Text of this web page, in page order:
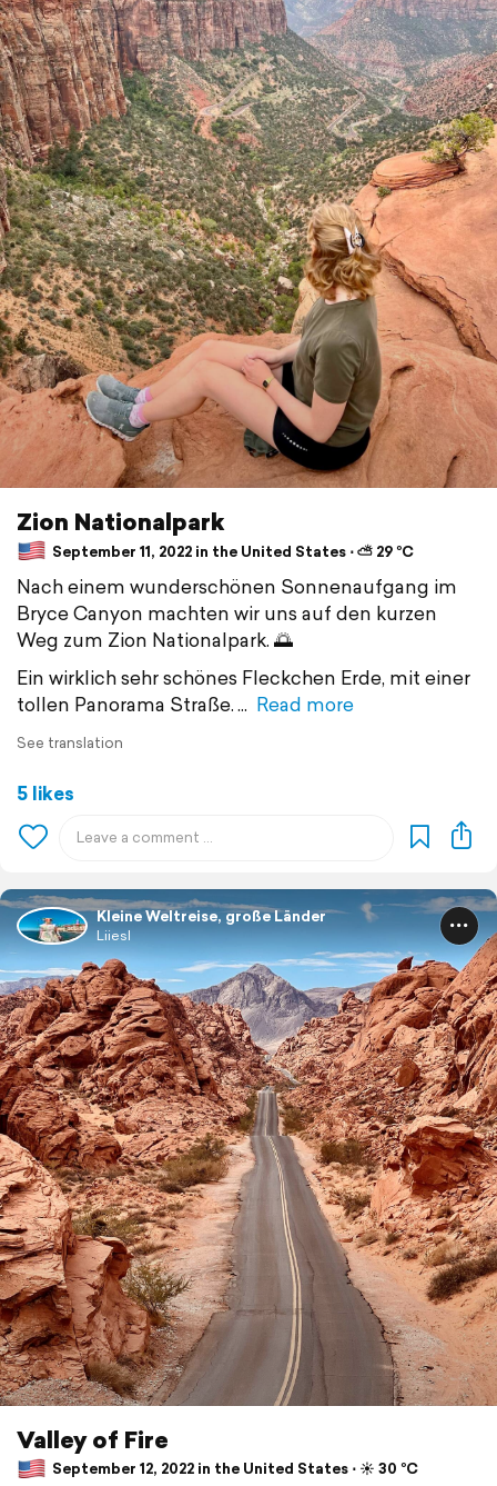
Zion Nationalpark
September 11, 2022 in the United States ⋅ ⛅ 29 °C
Nach einem wunderschönen Sonnenaufgang im
Bryce Canyon machten wir uns auf den kurzen
Weg zum Zion Nationalpark. 🌅
Ein wirklich sehr schönes Fleckchen Erde, mit einer
tollen Panorama Straße.
Read more
See translation
5 likes
Kleine Weltreise, große Länder
Liiesl
Valley of Fire
September 12, 2022 in the United States ⋅ ☀️ 30 °C